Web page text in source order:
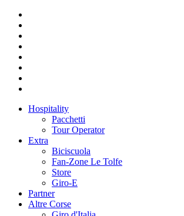
Hospitality
Pacchetti
Tour Operator
Extra
Biciscuola
Fan-Zone Le Tolfe
Store
Giro-E
Partner
Altre Corse